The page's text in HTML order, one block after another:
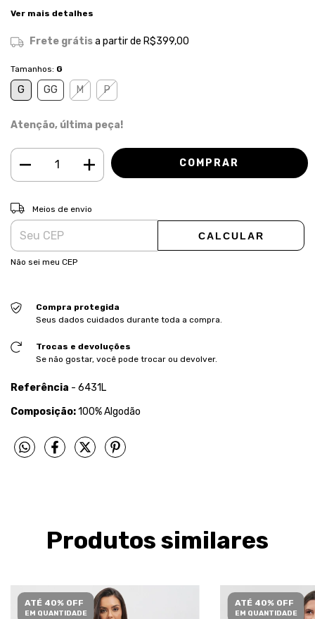
Ver mais detalhes
Frete grátisa partir de R$399,00
Tamanhos: G
G GG M P
Atenção, última peça!
Entregas para o CEP:
Meios de envio
CALCULAR
Não sei meu CEP
Compra protegida
Seus dados cuidados durante toda a compra.
Trocas e devoluções
Se não gostar, você pode trocar ou devolver.
Referência - 6431L
Composição:100% Algodão
Produtos similares
ATÉ 40% OFF
EM QUANTIDADE
ATÉ 40% OFF
EM QUANTIDADE